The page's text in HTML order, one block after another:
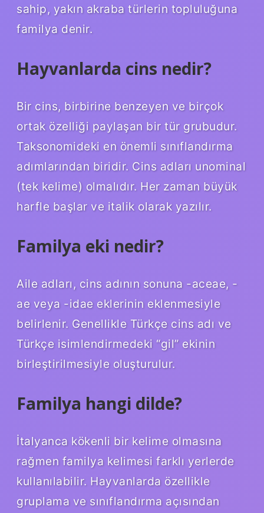
sahip, yakın akraba türlerin topluluğuna
familya denir.
Hayvanlarda cins nedir?
Bir cins, birbirine benzeyen ve birçok
ortak özelliği paylaşan bir tür grubudur.
Taksonomideki en önemli sınıflandırma
adımlarından biridir. Cins adları unominal
(tek kelime) olmalıdır. Her zaman büyük
harfle başlar ve italik olarak yazılır.
Familya eki nedir?
Aile adları, cins adının sonuna -aceae, -
ae veya -idae eklerinin eklenmesiyle
belirlenir. Genellikle Türkçe cins adı ve
Türkçe isimlendirmedeki “gil” ekinin
birleştirilmesiyle oluşturulur.
Familya hangi dilde?
İtalyanca kökenli bir kelime olmasına
rağmen familya kelimesi farklı yerlerde
kullanılabilir. Hayvanlarda özellikle
gruplama ve sınıflandırma açısından